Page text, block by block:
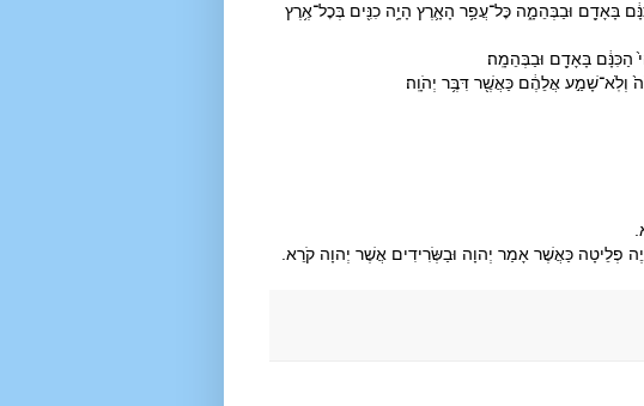
בָּאָדָ֖ם וּבַבְּהֵמָ֑ה כׇּל־עֲפַ֥ר הָאָ֛רֶץ הָיָ֥ה כִנִּ֖ים בְּכׇל־אֶ֥רֶץ
הַכִּנָּ֔ם בָּאָדָ֖ם וּבַבְּהֵמָֽה׃
וְלֹֽא־שָׁמַ֣ע אֲלֵהֶ֔ם כַּאֲשֶׁ֖ר דִּבֶּ֥ר יְהֹוָֽה׃
פְלֵיטָה כַּאֲשֶׁר אָמַר יְהוָה וּבַשְּׂרִידִים אֲשֶׁר יְהוָה קֹרֵא.